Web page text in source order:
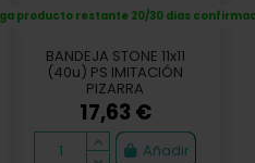
producto restante 20/30 dias
BANDEJA STONE 11x11
(40u) PS IMITACIÓN
PIZARRA
17,63 €
Añadir